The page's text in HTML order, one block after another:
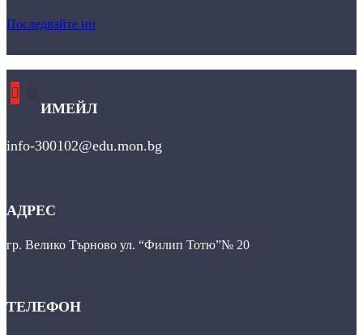
Последвайте ни
ИМЕЙЛ
info-300102@edu.mon.bg
АДРЕС
гр. Велико Търново ул. “Филип Тотю”№ 20
ТЕЛЕФОН